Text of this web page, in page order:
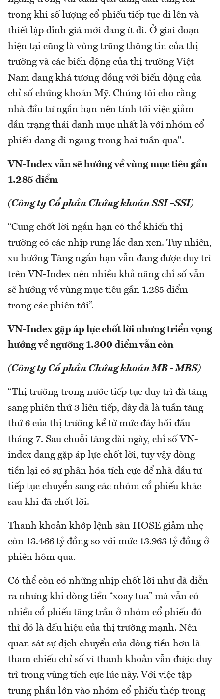
trong khi số lượng cổ phiếu tiếp tục đi lên và
thiết lập đỉnh giá mới đang ít đi. Ở giai đoạn
hiện tại cũng là vùng trũng thông tin của thị
trường và các biến động của thị trường Việt
Nam đang khá tương đồng với biến động của
chỉ số chứng khoán Mỹ. Chúng tôi cho rằng
nhà đầu tư ngắn hạn nên tính tới việc giảm
dần trạng thái danh mục nhất là với nhóm cổ
phiếu đang đi ngang trong hai tuần qua".
VN-Index vẫn sẽ hướng về vùng mục tiêu gần
1.285 diểm
(Công ty Cổ phần Chứng khoán SSI –SSI)
“Cung chốt lời ngắn hạn có thể khiến thị
trường có các nhịp rung lắc đan xen. Tuy nhiên,
xu hướng Tăng ngắn hạn vẫn đang được duy trì
trên VN-Index nên nhiều khả năng chỉ số vẫn
sẽ hướng về vùng mục tiêu gần 1.285 diểm
trong các phiên tới”.
VN-Index gặp áp lực chốt lời nhưng triển vọng
hướng về ngưỡng 1.300 điểm vẫn còn
(Công ty Cổ phần Chứng khoán MB - MBS)
“Thị trường trong nước tiếp tục duy trì đà tăng
sang phiên thứ 3 liên tiếp, đây đã là tuần tăng
thứ 6 của thị trường kể từ mức đáy hồi đầu
tháng 7. Sau chuỗi tăng dài ngày, chỉ số VN-
index đang gặp áp lực chốt lời, tuy vậy dòng
tiền lại có sự phân hóa tích cực để nhà đầu tư
tiếp tục chuyển sang các nhóm cổ phiếu khác
sau khi đã chốt lời.
Thanh khoản khớp lệnh sàn HOSE giảm nhẹ
còn 13.466 tỷ đồng so với mức 13.963 tỷ đồng ở
phiên hôm qua.
Có thể còn có những nhịp chốt lời như đã diễn
ra nhưng khi dòng tiền “xoay tua” mà vẫn có
nhiều cổ phiếu tăng trần ở nhóm cổ phiếu đó
thì đó là dấu hiệu của thị trường mạnh. Nên
quan sát sự dịch chuyển của dòng tiền hơn là
tham chiếu chỉ số vì thanh khoản vẫn được duy
trì trong vùng tích cực lúc này. Với việc tập
trung phần lớn vào nhóm cổ phiếu thép trong